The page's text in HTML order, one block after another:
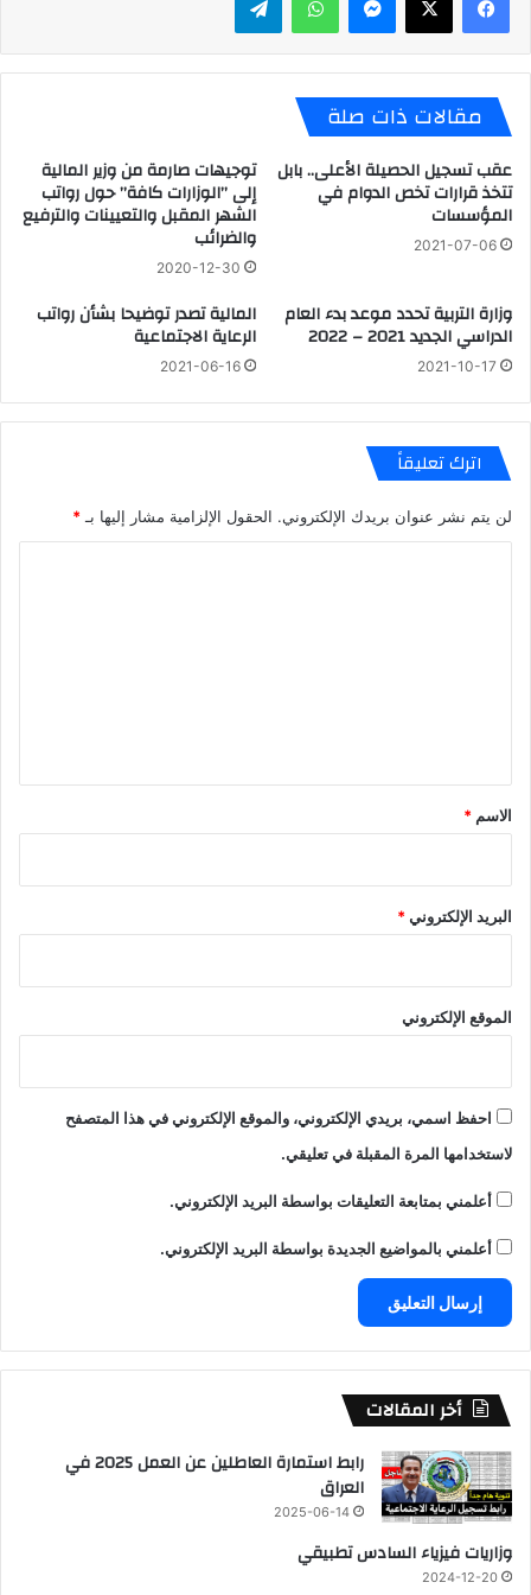
مقالات ذات صلة
عقب تسجيل الحصيلة الأعلى.. بابل
تتخذ قرارات تخص الدوام في
المؤسسات
2021-07-06
توجيهات صارمة من وزير المالية
إلى ’’الوزارات كافة’’ حول رواتب
الشهر المقبل والتعيينات والترفيع
والضرائب
2020-12-30
وزارة التربية تحدد موعد بدء العام
الدراسي الجديد 2021 – 2022
2021-10-17
المالية تصدر توضيحا بشأن رواتب
الرعاية الاجتماعية
2021-06-16
اترك تعليقاً
لن يتم نشر عنوان بريدك الإلكتروني. الحقول الإلزامية مشار إليها بـ *
*
الاسم *
البريد الإلكتروني*
الموقع الإلكتروني
احفظ اسمي، بريدي الإلكتروني، والموقع الإلكتروني في هذا المتصفح
لاستخدامها المرة المقبلة في تعليقي.
أعلمني بمتابعة التعليقات بواسطة البريد الإلكتروني.
أعلمني بالمواضيع الجديدة بواسطة البريد الإلكتروني.
أخر المقالات
رابط استمارة العاطلين عن العمل 2025 في
العراق
2025-06-14
وزاريات فيزياء السادس تطبيقي
2024-12-20